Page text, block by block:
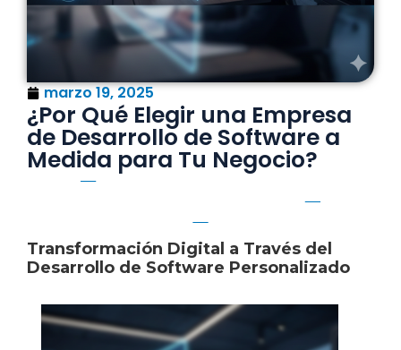
marzo 19, 2025
¿Por Qué Elegir una Empresa
de Desarrollo de Software a
Medida para Tu Negocio?
Transformación Digital a Través del
Desarrollo de Software Personalizado